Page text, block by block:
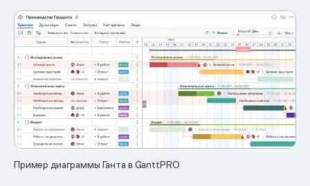
Пример диаграммы Ганта в GanttPRO